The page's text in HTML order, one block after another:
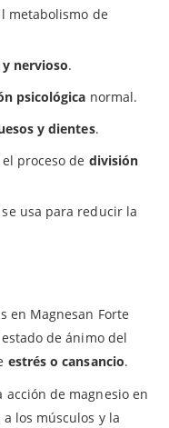
metabolismo de
nervioso.
psicológica normal.
y dientes.
proceso de división
usa para reducir la
en Magnesan Forte
de ánimo del
estrés o cansancio.
de magnesio en
los músculos y la